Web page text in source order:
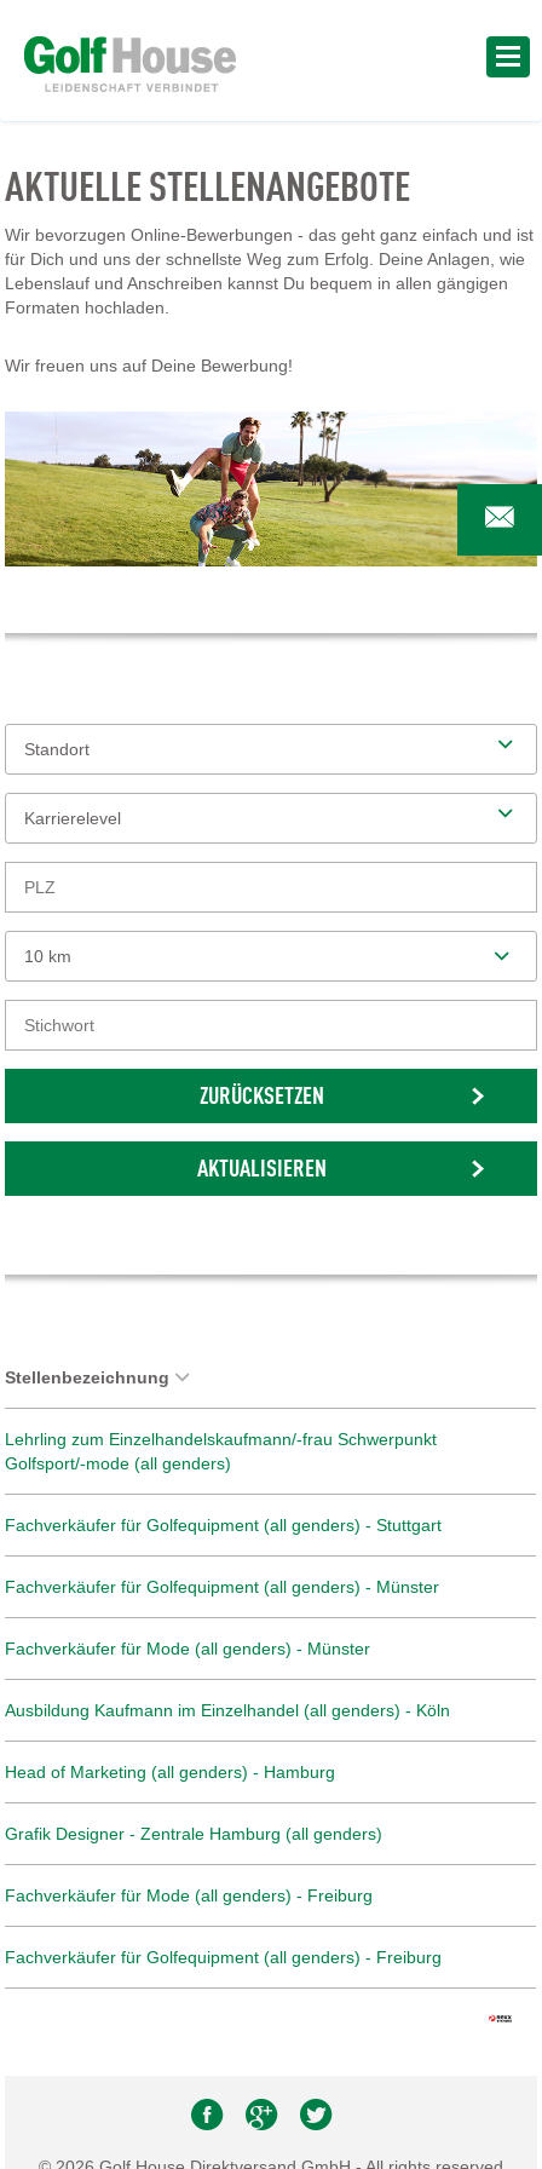
AKTUELLE STELLENANGEBOTE
Wir bevorzugen Online-Bewerbungen - das geht ganz einfach und ist
für Dich und uns der schnellste Weg zum Erfolg. Deine Anlagen, wie
Lebenslauf und Anschreiben kannst Du bequem in allen gängigen
Formaten hochladen.
Wir freuen uns auf Deine Bewerbung!
Standort
Karrierelevel
10 km
ZURÜCKSETZEN
AKTUALISIEREN
Stellenbezeichnung
Lehrling zum Einzelhandelskaufmann/-frau Schwerpunkt
Golfsport/-mode (all genders)
Fachverkäufer für Golfequipment (all genders) - Stuttgart
Fachverkäufer für Golfequipment (all genders) - Münster
Fachverkäufer für Mode (all genders) - Münster
Ausbildung Kaufmann im Einzelhandel (all genders) - Köln
Head of Marketing (all genders) - Hamburg
Grafik Designer - Zentrale Hamburg (all genders)
Fachverkäufer für Mode (all genders) - Freiburg
Fachverkäufer für Golfequipment (all genders) - Freiburg